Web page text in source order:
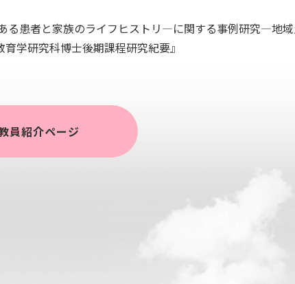
る患者と家族のライフヒストリ―に関する事例研究―地
学研究科博士後期課程研究紀要』
員紹介ページ